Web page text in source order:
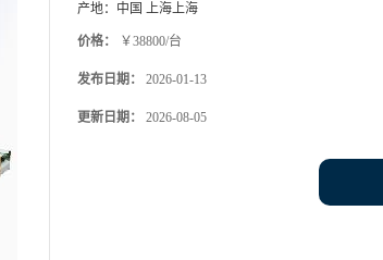
产地： 中国 上海上海
价格： ￥38800/台
发布日期： 2026-01-13
更新日期： 2026-08-05